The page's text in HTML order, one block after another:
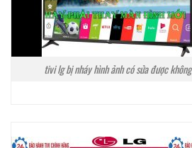
tivi lg bị nháy hình ảnh có sửa được không